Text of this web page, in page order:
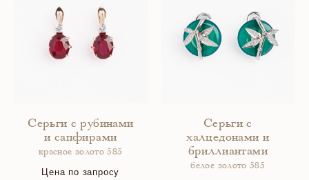
Серьги с рубинами
и сапфирами
красное золото 585
Цена по запросу
Серьги с
халцедонами и
бриллиантами
белое золото 585